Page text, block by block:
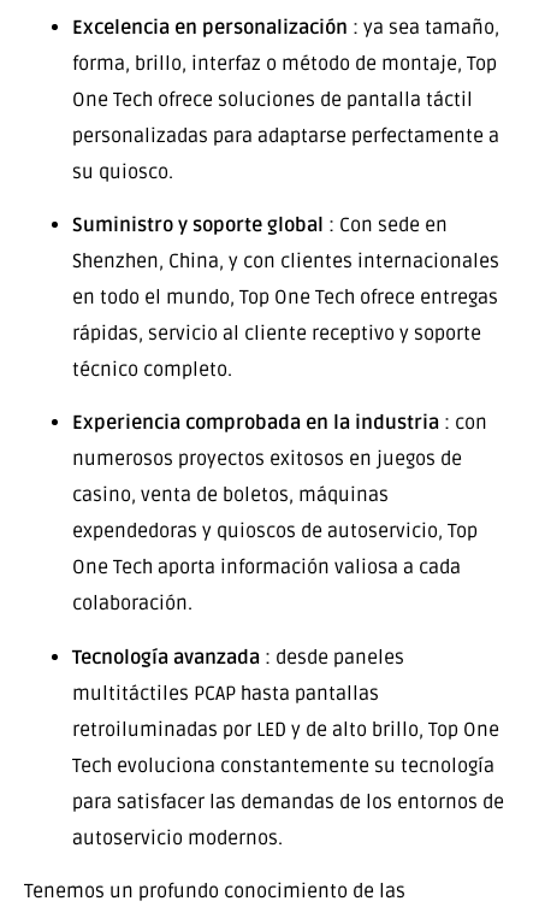
Excelencia en personalización : ya sea tamaño,
forma, brillo, interfaz o método de montaje, Top
One Tech ofrece soluciones de pantalla táctil
personalizadas para adaptarse perfectamente a
su quiosco.
Suministro y soporte global : Con sede en
Shenzhen, China, y con clientes internacionales
en todo el mundo, Top One Tech ofrece entregas
rápidas, servicio al cliente receptivo y soporte
técnico completo.
Experiencia comprobada en la industria : con
numerosos proyectos exitosos en juegos de
casino, venta de boletos, máquinas
expendedoras y quioscos de autoservicio, Top
One Tech aporta información valiosa a cada
colaboración.
Tecnología avanzada : desde paneles
multitáctiles PCAP hasta pantallas
retroiluminadas por LED y de alto brillo, Top One
Tech evoluciona constantemente su tecnología
para satisfacer las demandas de los entornos de
autoservicio modernos.
Tenemos un profundo conocimiento de las